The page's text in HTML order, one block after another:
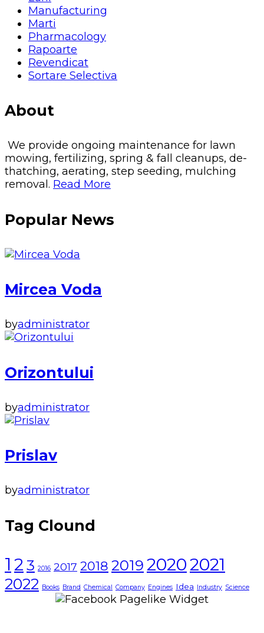
Manufacturing
Marti
Pharmacology
Rapoarte
Revendicat
Sortare Selectiva
About
We provide ongoing maintenance for lawn
mowing, fertilizing, spring & fall cleanups, de-
thatching, aerating, step seeding, mulching
removal. Read More
Popular News
Mircea Voda
byadministrator
Orizontului
byadministrator
Prislav
byadministrator
Tag Clound
1 2 3 2016 2017 2018 2019 20202021
2022 Books Brand Chemical Company Engines Idea Industry Science